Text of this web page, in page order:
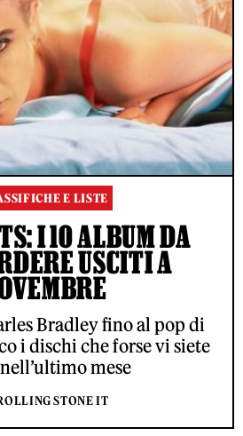
E LISTE
I 10 ALBUM DA
USCITI A
Bradley fino al pop di
i dischi che forse vi siete
mese
STONE IT